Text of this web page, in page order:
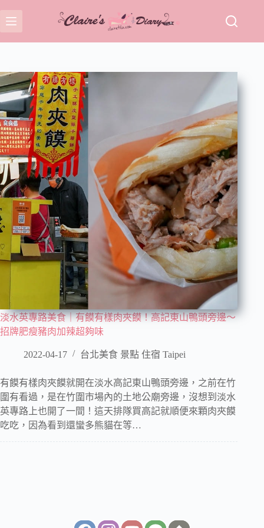
至
主
容
淡水英專路美食｜有饃有樣肉夾饃！高記東山鴨頭旁邊～
招牌肥瘦豬肉加辣超夠味
2022-04-17 台北美食 景點 住宿 Taipei
有饃有樣肉夾饃就開在淡水高記東山鴨頭旁邊，之前在竹
圍有看過，是在竹圍市場內的土地公廟旁邊，沒想到淡水
英專路上也開了一間！這天排隊買高記就順便來顆肉夾饃
吃吃，因為看到還蠻多熊貓在等…